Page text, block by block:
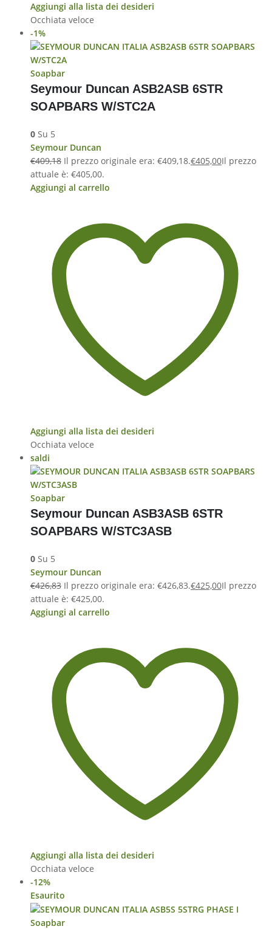
Aggiungi alla lista dei desideri
Occhiata veloce
-1%
Soapbar
Seymour Duncan ASB2ASB 6STR
SOAPBARS W/STC2A
0Su 5
Seymour Duncan
€409,18 Il prezzo originale era: €409,18.€405,00Il prezzo
attuale è: €405,00.
Aggiungi al carrello
Aggiungi alla lista dei desideri
Occhiata veloce
saldi
Soapbar
Seymour Duncan ASB3ASB 6STR
SOAPBARS W/STC3ASB
0Su 5
Seymour Duncan
€426,83 Il prezzo originale era: €426,83.€425,00Il prezzo
attuale è: €425,00.
Aggiungi al carrello
Aggiungi alla lista dei desideri
Occhiata veloce
-12%
Esaurito
Soapbar